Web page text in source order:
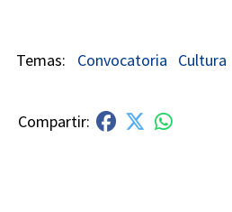
Convocatoria Cultura